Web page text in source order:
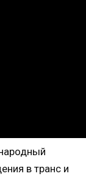
в транс и